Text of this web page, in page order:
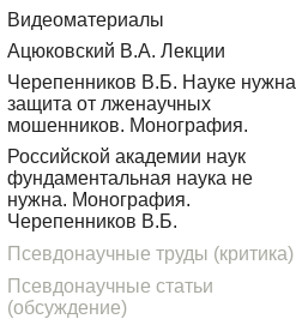
Видеоматериалы
Ацюковский В.А. Лекции
Черепенников В.Б. Науке нужна
защита от лженаучных
мошенников. Монография.
Российской академии наук
фундаментальная наука не
нужна. Монография.
Черепенников В.Б.
Псевдонаучные труды (критика)
Псевдонаучные статьи
(обсуждение)